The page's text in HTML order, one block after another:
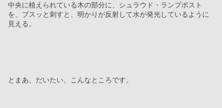
中央に植えられている木の部分に、シュラウド・ランプポスト
を、ブスッと刺すと、明かりが反射して水が発光しているように
見える。
とまあ、だいたい、こんなところです。